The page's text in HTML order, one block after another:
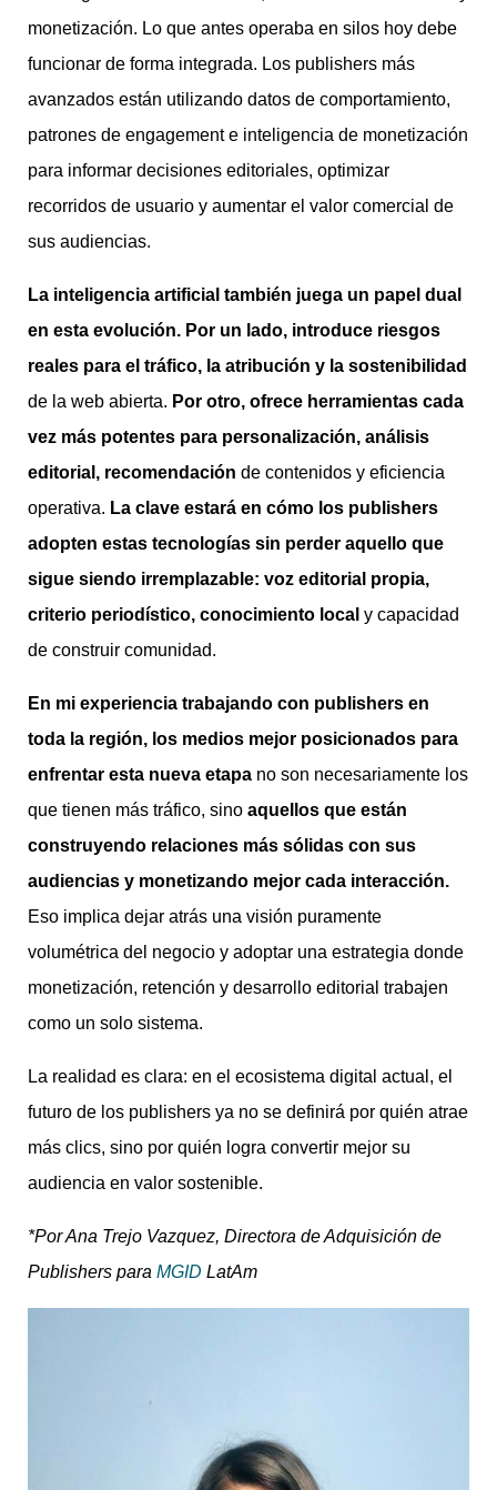
monetización. Lo que antes operaba en silos hoy debe
funcionar de forma integrada. Los publishers más
avanzados están utilizando datos de comportamiento,
patrones de engagement e inteligencia de monetización
para informar decisiones editoriales, optimizar
recorridos de usuario y aumentar el valor comercial de
sus audiencias.
La inteligencia artificial también juega un papel dual
en esta evolución. Por un lado, introduce riesgos
reales para el tráfico, la atribución y la sostenibilidad
de la web abierta. Por otro, ofrece herramientas cada
vez más potentes para personalización, análisis
editorial, recomendación de contenidos y eficiencia
operativa. La clave estará en cómo los publishers
adopten estas tecnologías sin perder aquello que
sigue siendo irremplazable: voz editorial propia,
criterio periodístico, conocimiento local y capacidad
de construir comunidad.
En mi experiencia trabajando con publishers en
toda la región, los medios mejor posicionados para
enfrentar esta nueva etapa no son necesariamente los
que tienen más tráfico, sino aquellos que están
construyendo relaciones más sólidas con sus
audiencias y monetizando mejor cada interacción.
Eso implica dejar atrás una visión puramente
volumétrica del negocio y adoptar una estrategia donde
monetización, retención y desarrollo editorial trabajen
como un solo sistema.
La realidad es clara: en el ecosistema digital actual, el
futuro de los publishers ya no se definirá por quién atrae
más clics, sino por quién logra convertir mejor su
audiencia en valor sostenible.
*Por Ana Trejo Vazquez, Directora de Adquisición de
Publishers para MGID LatAm